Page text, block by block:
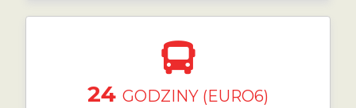
24 GODZINY (EURO6)